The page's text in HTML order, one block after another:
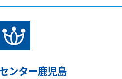
ンター鹿児島